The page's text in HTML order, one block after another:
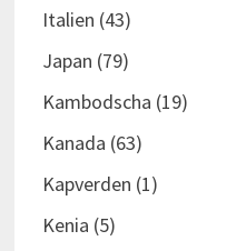
Italien (43)
Japan (79)
Kambodscha (19)
Kanada (63)
Kapverden (1)
Kenia (5)